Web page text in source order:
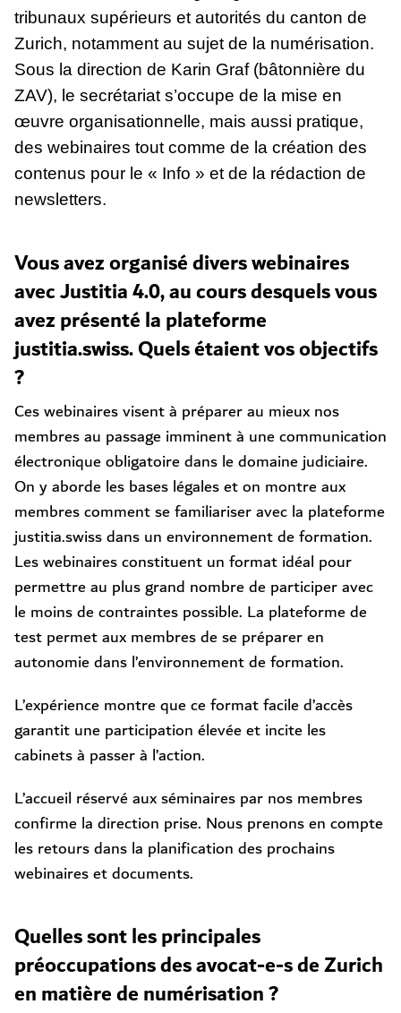
tribunaux supérieurs et autorités du canton de
Zurich, notamment au sujet de la numérisation.
Sous la direction de Karin Graf (bâtonnière du
ZAV), le secrétariat s’occupe de la mise en
œuvre organisationnelle, mais aussi pratique,
des webinaires tout comme de la création des
contenus pour le « Info » et de la rédaction de
newsletters.
Vous avez organisé divers webinaires
avec Justitia 4.0, au cours desquels vous
avez présenté la plateforme
justitia.swiss. Quels étaient vos objectifs
?
Ces webinaires visent à préparer au mieux nos
membres au passage imminent à une communication
électronique obligatoire dans le domaine judiciaire.
On y aborde les bases légales et on montre aux
membres comment se familiariser avec la plateforme
justitia.swiss dans un environnement de formation.
Les webinaires constituent un format idéal pour
permettre au plus grand nombre de participer avec
le moins de contraintes possible. La plateforme de
test permet aux membres de se préparer en
autonomie dans l’environnement de formation.
L’expérience montre que ce format facile d’accès
garantit une participation élevée et incite les
cabinets à passer à l’action.
L’accueil réservé aux séminaires par nos membres
confirme la direction prise. Nous prenons en compte
les retours dans la planification des prochains
webinaires et documents.
Quelles sont les principales
préoccupations des avocat-e-s de Zurich
en matière de numérisation ?